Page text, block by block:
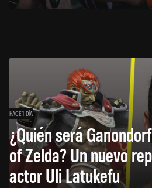
HACE 1 DÍA
¿Quién será
of Zelda? Un nuevo
actor Uli Latukefu